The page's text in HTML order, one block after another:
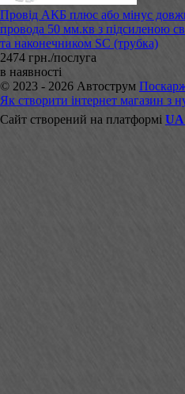
Провід АКБ плюс або мінус
провода 50 мм.кв з підсиленою
та наконечником SC (трубка)
2474 грн./послуга
в наявності
© 2023 - 2026 Автострум
Як створити інтернет магазин з
Сайт створений на платформі